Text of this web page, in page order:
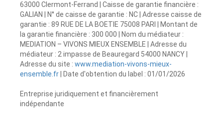
63000 Clermont-Ferrand | Caisse de garantie financière :
GALIAN | N° de caisse de garantie : NC | Adresse caisse de
garantie : 89 RUE DE LA BOETIE 75008 PARI | Montant de
la garantie financière : 300 000 | Nom du médiateur :
MEDIATION – VIVONS MIEUX ENSEMBLE | Adresse du
médiateur : 2 impasse de Beauregard 54000 NANCY |
Adresse du site : www.mediation-vivons-mieux-
ensemble.fr | Date d'obtention du label : 01/01/2026
Entreprise juridiquement et financièrement
indépendante